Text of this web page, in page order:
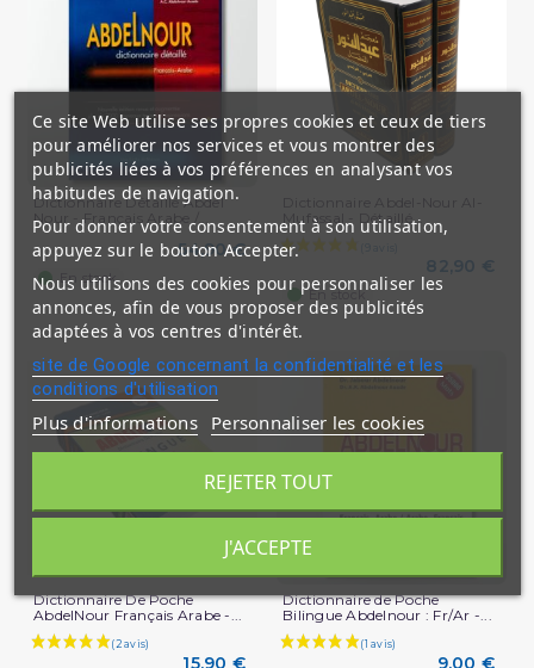
Dictionnaire Détaillé Abdel
Nour - Français Arabe /...
54,90 €
En stock
Mufassal - Détaillé...
82,90 €
En stock
Dictionnaire De Poche
AbdelNour Français Arabe -...
15,90 €
Dictionnaire de Poche
Bilingue Abdelnour : Fr/Ar -...
9,00 €
Ce site Web utilise ses propres cookies et ceux de tiers
pour améliorer nos services et vous montrer des
publicités liées à vos préférences en analysant vos
habitudes de navigation.
Pour donner votre consentement à son utilisation,
appuyez sur le bouton Accepter.
Nous utilisons des cookies pour personnaliser les
annonces, afin de vous proposer des publicités
adaptées à vos centres d'intérêt.
site de Google concernant la confidentialité et les
conditions d'utilisation
Plus d'informations Personnaliser les cookies
REJETER TOUT
J'ACCEPTE